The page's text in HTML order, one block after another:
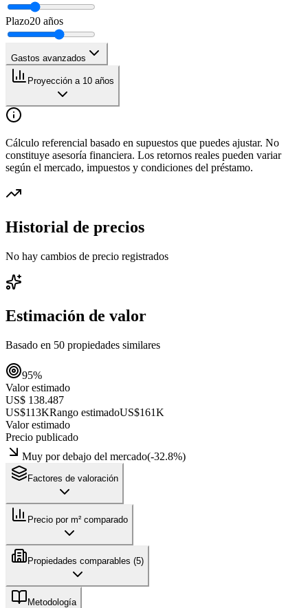
Plazo20 años
Gastos avanzados
Proyección a 10 años
Cálculo referencial basado en supuestos que puedes ajustar. No
constituye asesoría financiera. Los retornos reales pueden variar
según el mercado, impuestos y condiciones del préstamo.
Historial de precios
No hay cambios de precio registrados
Estimación de valor
Basado en 50 propiedades similares
95%
Valor estimado
US$ 138.487
US$113KRango estimadoUS$161K
Valor estimado
Precio publicado
Muy por debajo del mercado(-32.8%)
Factores de valoración
Precio por m² comparado
Propiedades comparables (5)
Metodología